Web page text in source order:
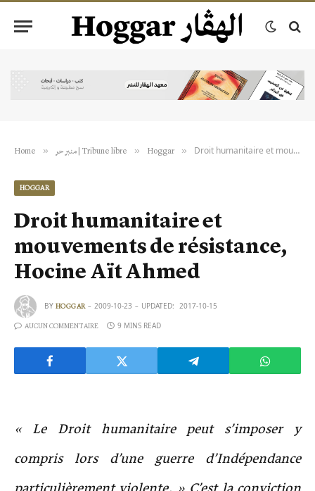
Home » منبر حر | Tribune libre » Hoggar » Droit humanitaire et mouvements de résistance, Hocine Aït Ahmed
HOGGAR
Droit humanitaire et
mouvements de résistance,
Hocine Aït Ahmed
BY HOGGAR 2009-10-23 UPDATED: 2017-10-15
AUCUN COMMENTAIRE 9 MINS READ
« Le Droit humanitaire peut s’imposer y
compris lors d’une guerre d’Indépendance